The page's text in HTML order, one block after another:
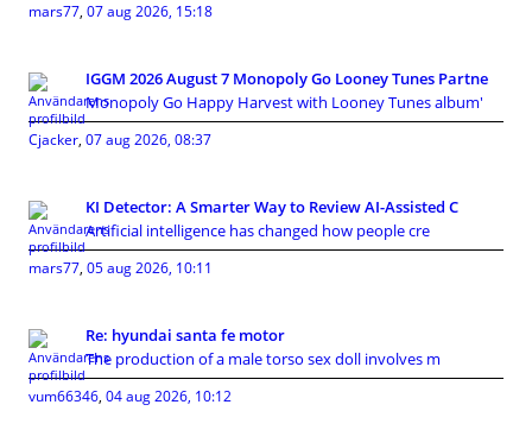
mars77, 07 aug 2026, 15:18
IGGM 2026 August 7 Monopoly Go Looney Tunes Partne
Monopoly Go Happy Harvest with Looney Tunes album'
Cjacker, 07 aug 2026, 08:37
KI Detector: A Smarter Way to Review AI-Assisted C
Artificial intelligence has changed how people cre
mars77, 05 aug 2026, 10:11
Re: hyundai santa fe motor
The production of a male torso sex doll involves m
vum66346, 04 aug 2026, 10:12